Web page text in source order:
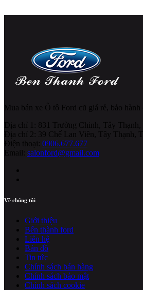
Mua bán xe Ô tô Ford cũ giá rẻ, bảo hành
Địa chỉ 1: 831 Trường Chinh, Tây
Địa chỉ 2: 39 Chế Lan Viên, Tây Thạnh,
Điện thoại: 0906.677.677
Email: salonford@gmail.com
Về chúng tôi
Giới thiệu
Bến thành ford
Liên hệ
Bản đồ
Tin tức
Chính sách bán hàng
Chính sách bảo mật
Chính sách cookie